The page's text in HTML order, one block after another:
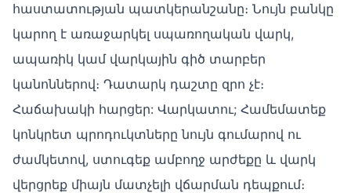
հաստատության պատկերանշանը։ Նույն բանկը
կարող է առաջարկել սպառողական վարկ,
ապառիկ կամ վարկային գիծ տարբեր
կանոններով։ Դատարկ դաշտը զրո չէ։
Հաճախակի հարցեր: Վարկատու; Համեմատեք
կոնկրետ պրոդուկտները նույն գումարով ու
ժամկետով, ստուգեք ամբողջ արժեքը և վարկ
վերցրեք միայն մատչելի վճարման դեպքում։